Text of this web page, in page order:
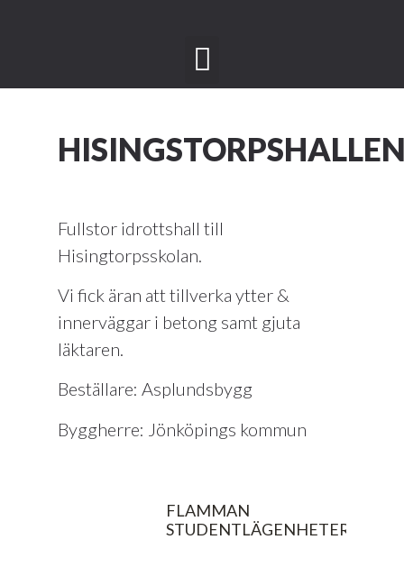
Fullstor idrottshall till
Hisingtorpsskolan.
Vi fick äran att tillverka ytter &
innerväggar i betong samt gjuta
läktaren.
Beställare: Asplundsbygg
Byggherre: Jönköpings kommun
FLAMMAN
STUDENTLÄGENHETER